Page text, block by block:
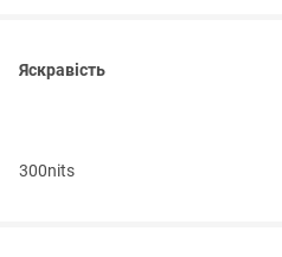
Яскравість
300nits